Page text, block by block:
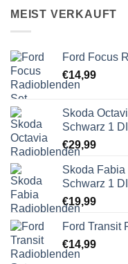
MEIST VERKAUFT
Ford Focus
€14,99
Skoda
Schwarz 1
€29,99
Skoda
Schwarz 1
€19,99
Ford Transit
€14,99